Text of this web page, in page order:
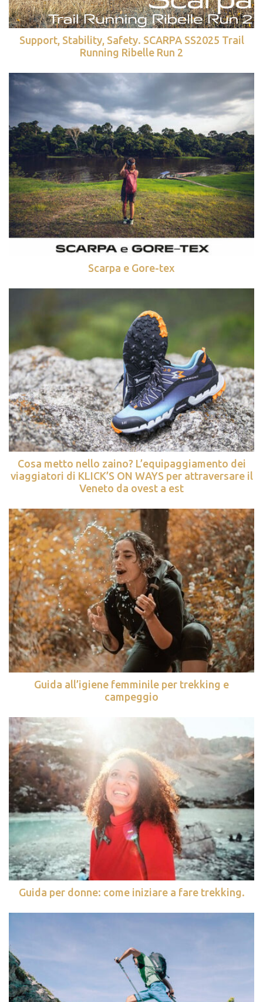
Support, Stability, Safety. SCARPA SS2025 Trail
Running Ribelle Run 2
Scarpa e Gore-tex
Cosa metto nello zaino? L’equipaggiamento dei
viaggiatori di KLICK’S ON WAYS per attraversare il
Veneto da ovest a est
Guida all’igiene femminile per trekking e
campeggio
Guida per donne: come iniziare a fare trekking.